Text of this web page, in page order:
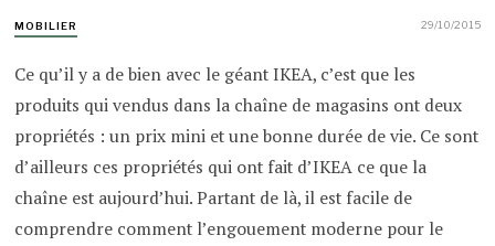
MOBILIER 29/10/2015
Ce qu’il y a de bien avec le géant IKEA, c’est que les
produits qui vendus dans la chaîne de magasins ont deux
propriétés : un prix mini et une bonne durée de vie. Ce sont
d’ailleurs ces propriétés qui ont fait d’IKEA ce que la
chaîne est aujourd’hui. Partant de là, il est facile de
comprendre comment l’engouement moderne pour le